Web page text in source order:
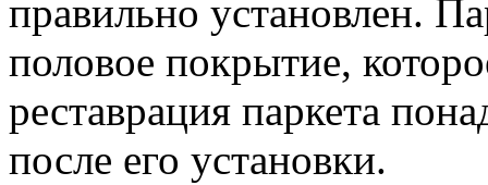
правильно установлен.
половое покрытие,
реставрация паркета
после его установки.